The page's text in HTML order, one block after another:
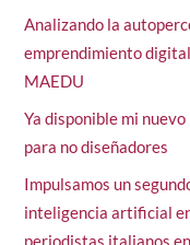
Analizando la
emprendimiento
MAEDU
Ya disponible mi
para no diseñadores
Impulsamos un
inteligencia artificial